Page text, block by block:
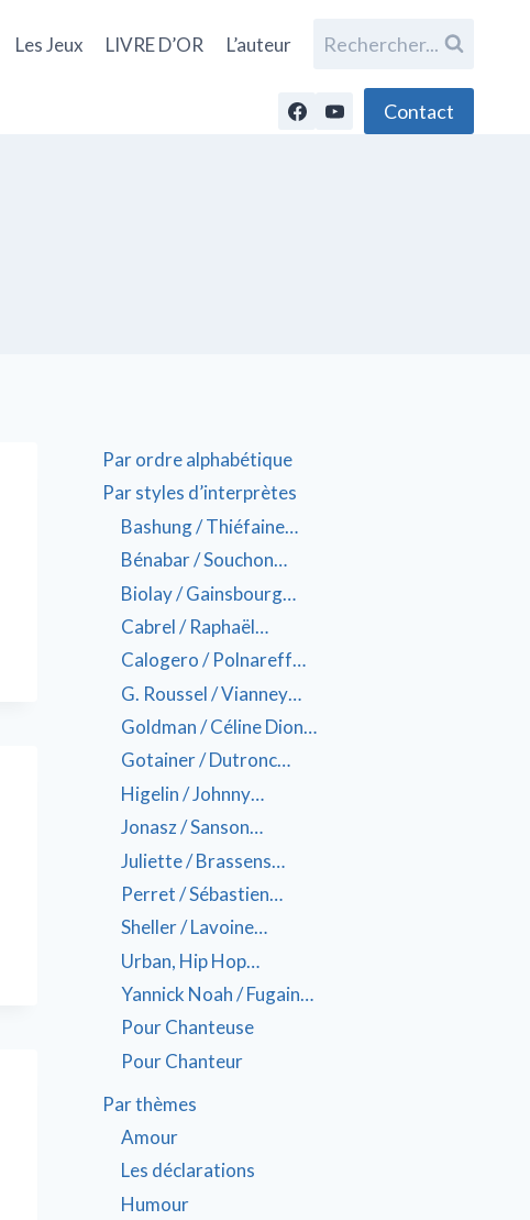
Les Jeux LIVRE D’OR L’auteur Rechercher...
Contact
Par ordre alphabétique
Par styles d’interprètes
Bashung / Thiéfaine…
Bénabar / Souchon…
Biolay / Gainsbourg…
Cabrel / Raphaël…
Calogero / Polnareff…
G. Roussel / Vianney…
Goldman / Céline Dion…
Gotainer / Dutronc…
Higelin / Johnny…
Jonasz / Sanson…
Juliette / Brassens…
Perret / Sébastien…
Sheller / Lavoine…
Urban, Hip Hop…
Yannick Noah / Fugain…
Pour Chanteuse
Pour Chanteur
Par thèmes
Amour
Les déclarations
Humour